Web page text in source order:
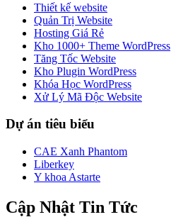
Thiết kế website
Quản Trị Website
Hosting Giá Rẻ
Kho 1000+ Theme WordPress
Tăng Tốc Website
Kho Plugin WordPress
Khóa Học WordPress
Xử Lý Mã Độc Website
Dự án tiêu biểu
CAE Xanh Phantom
Liberkey
Y khoa Astarte
Cập Nhật Tin Tức